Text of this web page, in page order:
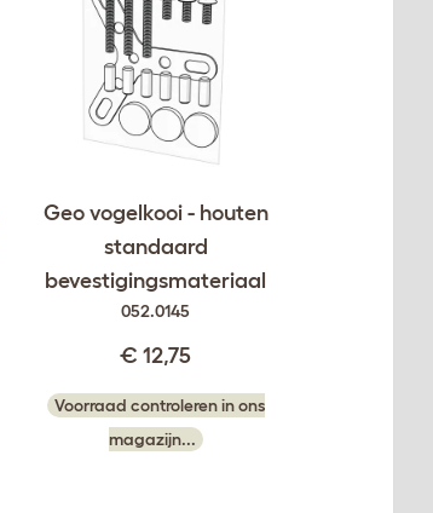
Geo vogelkooi - houten
standaard
bevestigingsmateriaal
052.0145
€ 12,75
Voorraad controleren in ons
magazijn...